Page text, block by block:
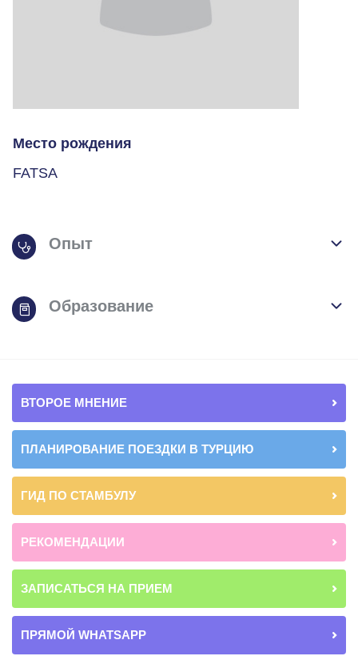
Место рождения
FATSA
Опыт
Образование
ВТОРОЕ МНЕНИЕ
ПЛАНИРОВАНИЕ ПОЕЗДКИ В ТУРЦИЮ
ГИД ПО СТАМБУЛУ
РЕКОМЕНДАЦИИ
ЗАПИСАТЬСЯ НА ПРИЕМ
ПРЯМОЙ WHATSAPP